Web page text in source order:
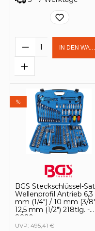
ProduktIN DEN
%
BGS Steckschlüssel-
Wellenprofil Antrieb 6,3
mm (1/4") / 10 mm (3/
12,5 mm (1/2") 218tlg. -
8820
UVP: 495,41 €